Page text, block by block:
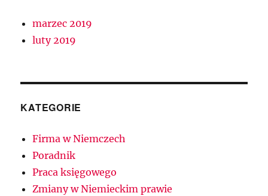
marzec 2019
luty 2019
KATEGORIE
Firma w Niemczech
Poradnik
Praca księgowego
Zmiany w Niemieckim prawie